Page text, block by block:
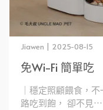
免Wi-Fi 簡單吃
Jiawen | 2025-08-15
｜穩定照顧餵食，
路吃到飽， 卻不見⋯